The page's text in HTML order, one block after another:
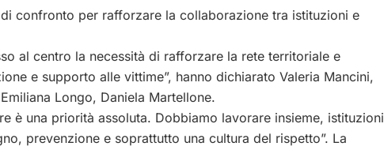
confronto per rafforzare la collaborazione tra istituzioni e
al centro la necessità di rafforzare la rete territoriale e
e supporto alle vittime”, hanno dichiarato Valeria Mancini,
Longo, Daniela Martellone.
è una priorità assoluta. Dobbiamo lavorare insieme, istituzioni
prevenzione e soprattutto una cultura del rispetto”. La